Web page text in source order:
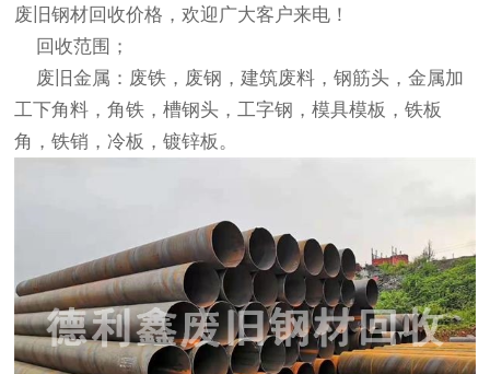
废旧钢材回收价格，欢迎广大客户来电！
回收范围；
废旧金属：废铁，废钢，建筑废料，钢筋头，金属加
工下角料，角铁，槽钢头，工字钢，模具模板，铁板
角，铁销，冷板，镀锌板。